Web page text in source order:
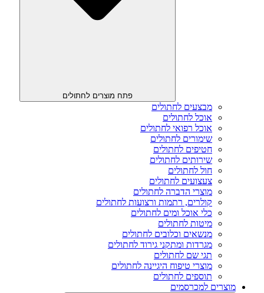
פתח מוצרים לחתולים
מבצעים לחתולים
אוכל לחתולים
אוכל רפואי לחתולים
שימורים לחתולים
חטיפים לחתולים
שירותים לחתולים
חול לחתולים
צעצועים לחתולים
מוצרי הדברה לחתולים
קולרים, רתמות ורצועות לחתולים
כלי אוכל ומים לחתולים
מיטות לחתולים
מנשאים וכלובים לחתולים
מגרדות ומתקני גירוד לחתולים
תגי שם לחתולים
מוצרי טיפוח היגיינה לחתולים
תוספים לחתולים
מוצרים למכרסמים